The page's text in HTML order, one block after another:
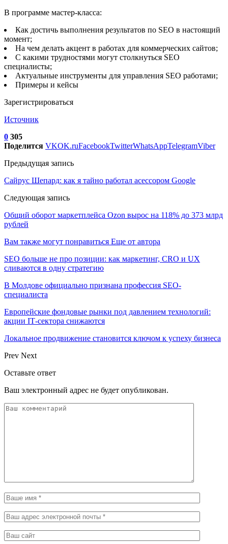
В программе мастер-класса:
Как достичь выполнения результатов по SEO в настоящий
момент;
На чем делать акцент в работах для коммерческих сайтов;
C какими трудностями могут столкнуться SEO
специалисты;
Актуальные инструменты для управления SEO работами;
Примеры и кейсы
Зарегистрироваться
Источник
0 305
Поделится VKOK.ruFacebookTwitterWhatsAppTelegramViber
Предыдущая запись
Сайрус Шепард: как я тайно работал асессором Google
Следующая запись
Общий оборот маркетплейса Ozon вырос на 118% до 373 млрд
рублей
Вам также могут понравиться Еще от автора
SEO больше не про позиции: как маркетинг, CRO и UX
сливаются в одну стратегию
В Молдове официально признана профессия SEO-
специалиста
Европейские фондовые рынки под давлением технологий:
акции IT‑сектора снижаются
Локальное продвижение становится ключом к успеху бизнеса
Prev Next
Оставьте ответ
Ваш электронный адрес не будет опубликован.